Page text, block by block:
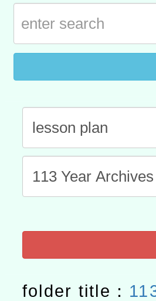
本館辦理
讀推動專業
科技賦能─人
A3數位素養
t」
有關大陸委
赴陸應申請
轉知經濟部
folder title：